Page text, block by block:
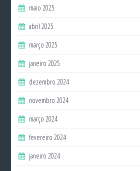
maio 2025
abril 2025
março 2025
janeiro 2025
dezembro 2024
novembro 2024
março 2024
fevereiro 2024
janeiro 2024